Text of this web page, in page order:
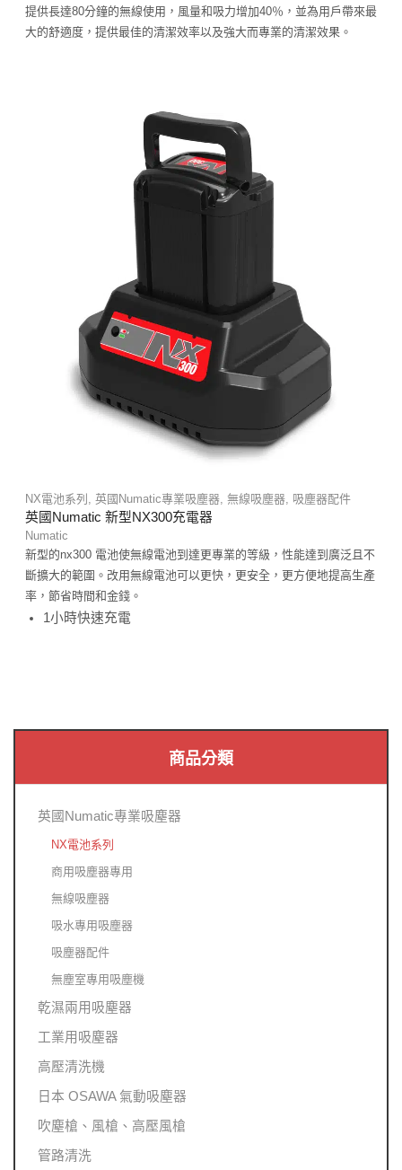
提供長達80分鐘的無線使用，風量和吸力增加40％，並為用戶帶來最
大的舒適度，提供最佳的清潔效率以及強大而專業的清潔效果。
NX電池系列 英國Numatic專業吸塵器 無線吸塵器 吸塵器配件
英國Numatic 新型NX300充電器
Numatic
新型的nx300 電池使無線電池到達更專業的等級，性能達到廣泛且不
斷擴大的範圍。改用無線電池可以更快，更安全，更方便地提高生產
率，節省時間和金錢。
1小時快速充電
商品分類
英國Numatic專業吸塵器
NX電池系列
商用吸塵器專用
無線吸塵器
吸水專用吸塵器
吸塵器配件
無塵室專用吸塵機
乾濕兩用吸塵器
工業用吸塵器
高壓清洗機
日本 OSAWA 氣動吸塵器
吹塵槍、風槍、高壓風槍
管路清洗